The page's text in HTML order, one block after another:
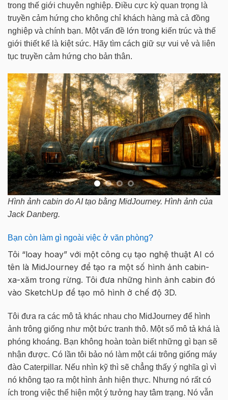
trong thế giới chuyên nghiệp. Điều cực kỳ quan trọng là
truyền cảm hứng cho không chỉ khách hàng mà cả đồng
nghiệp và chính bạn. Một vấn đề lớn trong kiến trúc và thế
giới thiết kế là kiệt sức. Hãy tìm cách giữ sự vui vẻ và liên
tục truyền cảm hứng cho bản thân.
Hình ảnh cabin do AI tạo bằng MidJourney. Hình ảnh của
Jack Danberg.
Bạn còn làm gì ngoài việc ở văn phòng?
Tôi “loay hoay” với một công cụ tạo nghệ thuật AI có
tên là MidJourney để tạo ra một số hình ảnh cabin-
xa-xăm trong rừng. Tôi đưa những hình ảnh cabin đó
vào SketchUp để tạo mô hình ở chế độ 3D.
Tôi đưa ra các mô tả khác nhau cho MidJourney để hình
ảnh trông giống như một bức tranh thô. Một số mô tả khá là
phóng khoáng. Bạn không hoàn toàn biết những gì bạn sẽ
nhận được. Có lần tôi bảo nó làm một cái trông giống máy
đào Caterpillar. Nếu nhìn kỹ thì sẽ chẳng thấy ý nghĩa gì vì
nó không tạo ra một hình ảnh hiện thực. Nhưng nó rất có
ích trong việc thể hiện một ý tưởng hay tâm trạng. Nó vẫn